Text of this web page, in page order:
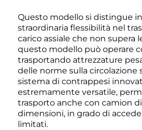
Questo modello si distingue
straordinaria flessibilità nel
carico assiale che non supera
questo modello può operare
trasportando attrezzature
delle norme sulla circolazione
sistema di contrappesi
estremamente versatile,
trasporto anche con camion
dimensioni, in grado di
limitati.